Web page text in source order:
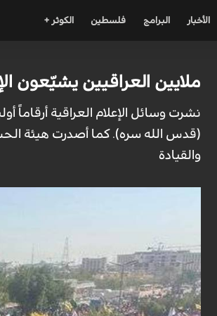
الأخبار البرامج فلسطين الكوثر +
ملايين العراقيين يشيّعون
نشرت وسائل الإعلام العراقية
(قدس الله سره). كما أصدرت هيئة
والقيادة